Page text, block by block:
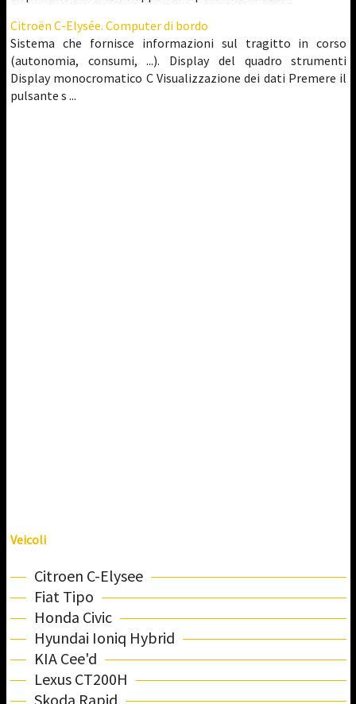
Citroën C-Elysée. Computer di bordo
Sistema che fornisce informazioni sul tragitto in corso
(autonomia, consumi, ...). Display del quadro strumenti
Display monocromatico C Visualizzazione dei dati Premere il
pulsante s ...
Veicoli
Citroen C-Elysee
Fiat Tipo
Honda Civic
Hyundai Ioniq Hybrid
KIA Cee'd
Lexus CT200H
Skoda Rapid